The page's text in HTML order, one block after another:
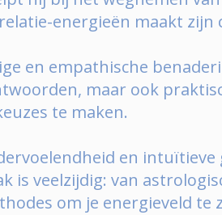
energieën maakt
en empathische
maar ook
te maken.
en
is veelzijdig: van
om je energieveld